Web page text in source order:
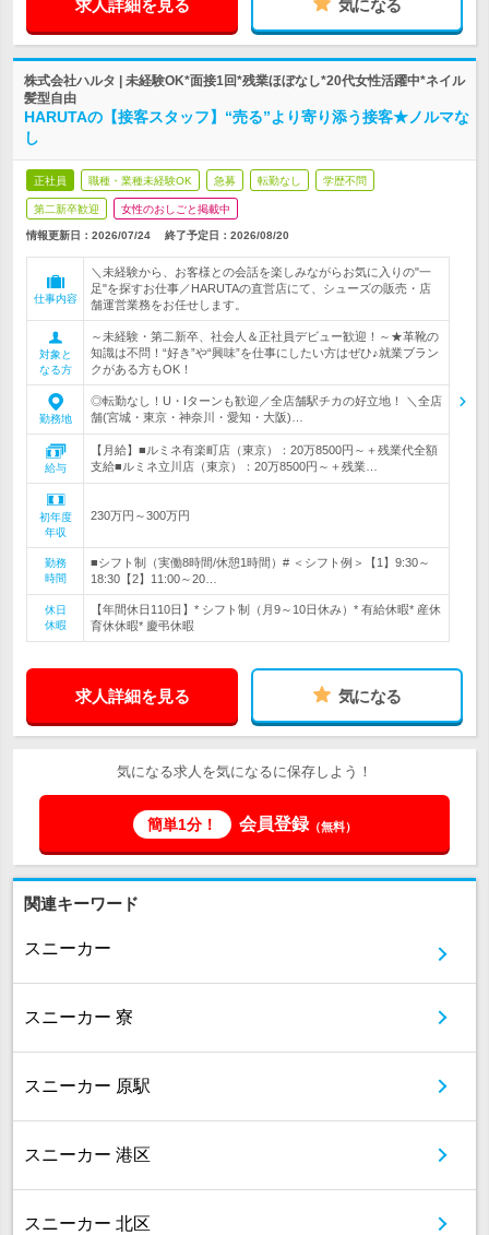
求人詳細を見る 気になる
株式会社ハルタ | 未経験OK*面接1回*残業ほぼなし*20代女性活躍中*ネイル
髪型自由
HARUTAの【接客スタッフ】“売る”より寄り添う接客★ノルマな
し
正社員 職種・業種未経験OK 急募 転勤なし 学歴不問
第二新卒歓迎 女性のおしごと掲載中
情報更新日：2026/07/24 終了予定日： 2026/08/20
仕事内容
＼未経験から、お客様との会話を楽しみながらお気に入りの"一
足"を探すお仕事／HARUTAの直営店にて、シューズの販売・店
舗運営業務をお任せします。
対象と
なる方
～未経験・第二新卒、社会人＆正社員デビュー歓迎！～★革靴の
知識は不問！“好き”や“興味”を仕事にしたい方はぜひ♪就業ブラン
クがある方もOK！
勤務地
◎転勤なし！U・Iターンも歓迎／全店舗駅チカの好立地！ ＼全店
舗(宮城・東京・神奈川・愛知・大阪)…
給与
【月給】■ルミネ有楽町店（東京）：20万8500円～＋残業代全額
支給■ルミネ立川店（東京）：20万8500円～＋残業…
初年度
年収
230万円～300万円
勤務
時間
■シフト制（実働8時間/休憩1時間）# ＜シフト例＞【1】9:30～
18:30【2】11:00～20…
休日
休暇
【年間休日110日】* シフト制（月9～10日休み）* 有給休暇* 産休
育休休暇* 慶弔休暇
求人詳細を見る 気になる
気になる求人を気になるに保存しよう！
簡単1分！ 会員登録（無料）
関連キーワード
スニーカー
スニーカー 寮
スニーカー 原駅
スニーカー 港区
スニーカー 北区